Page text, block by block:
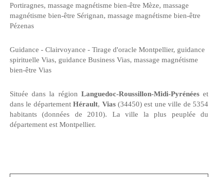
Portiragnes, massage magnétisme bien-être Mèze, massage
magnétisme bien-être Sérignan, massage magnétisme bien-être
Pézenas
Guidance - Clairvoyance - Tirage d'oracle Montpellier, guidance
spirituelle Vias, guidance Business Vias, massage magnétisme
bien-être Vias
Située dans la région Languedoc-Roussillon-Midi-Pyrénéeset
dans le départementHérault, Vias(34450) est une ville de 5354
habitants (données de 2010). La ville la plus peuplée du
département est Montpellier.